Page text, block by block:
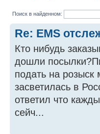
Поиск в найденном:
Re: EMS
Кто нибудь
дошли
подать на розыск
засветилась в
ответил что
сейч...